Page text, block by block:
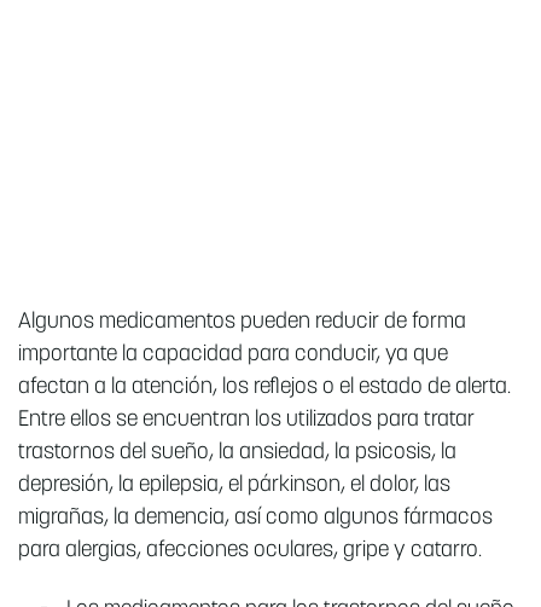
Algunos medicamentos pueden reducir de forma
importante la capacidad para conducir, ya que
afectan a la atención, los reflejos o el estado de alerta.
Entre ellos se encuentran los utilizados para tratar
trastornos del sueño, la ansiedad, la psicosis, la
depresión, la epilepsia, el párkinson, el dolor, las
migrañas, la demencia, así como algunos fármacos
para alergias, afecciones oculares, gripe y catarro.